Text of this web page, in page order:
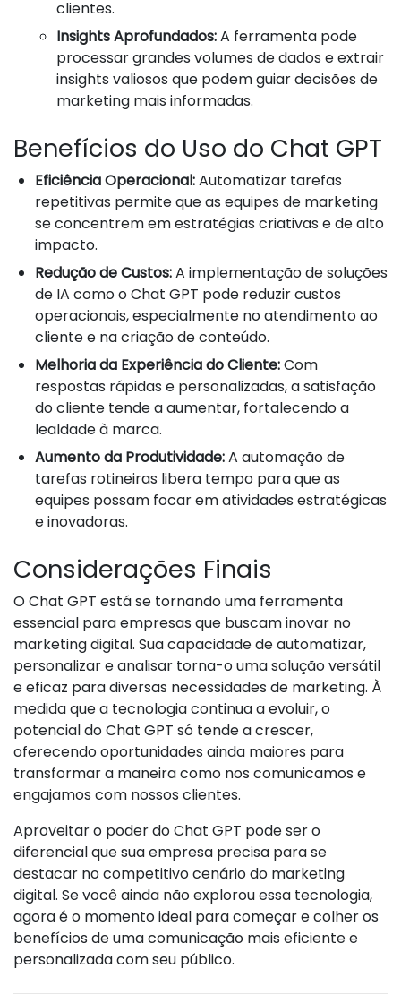
clientes.
Insights Aprofundados:A ferramenta pode
processar grandes volumes de dados e extrair
insights valiosos que podem guiar decisões de
marketing mais informadas.
Benefícios do Uso do Chat GPT
Eficiência Operacional:Automatizar tarefas
repetitivas permite que as equipes de marketing
se concentrem em estratégias criativas e de alto
impacto.
Redução de Custos:A implementação de soluções
de IA como o Chat GPT pode reduzir custos
operacionais, especialmente no atendimento ao
cliente e na criação de conteúdo.
Melhoria da Experiência do Cliente:Com
respostas rápidas e personalizadas, a satisfação
do cliente tende a aumentar, fortalecendo a
lealdade à marca.
Aumento da Produtividade:A automação de
tarefas rotineiras libera tempo para que as
equipes possam focar em atividades estratégicas
e inovadoras.
Considerações Finais
O Chat GPT está se tornando uma ferramenta
essencial para empresas que buscam inovar no
marketing digital. Sua capacidade de automatizar,
personalizar e analisar torna-o uma solução versátil
e eficaz para diversas necessidades de marketing. À
medida que a tecnologia continua a evoluir, o
potencial do Chat GPT só tende a crescer,
oferecendo oportunidades ainda maiores para
transformar a maneira como nos comunicamos e
engajamos com nossos clientes.
Aproveitar o poder do Chat GPT pode ser o
diferencial que sua empresa precisa para se
destacar no competitivo cenário do marketing
digital. Se você ainda não explorou essa tecnologia,
agora é o momento ideal para começar e colher os
benefícios de uma comunicação mais eficiente e
personalizada com seu público.